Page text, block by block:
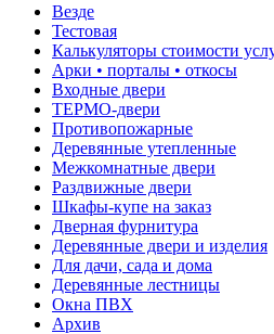
Везде
Тестовая
Калькуляторы стоимости
Арки • порталы • откосы
Входные двери
ТЕРМО-двери
Противопожарные
Деревянные утепленные
Межкомнатные двери
Раздвижные двери
Шкафы-купе на заказ
Дверная фурнитура
Деревянные двери и изделия
Для дачи, сада и дома
Деревянные лестницы
Окна ПВХ
Архив